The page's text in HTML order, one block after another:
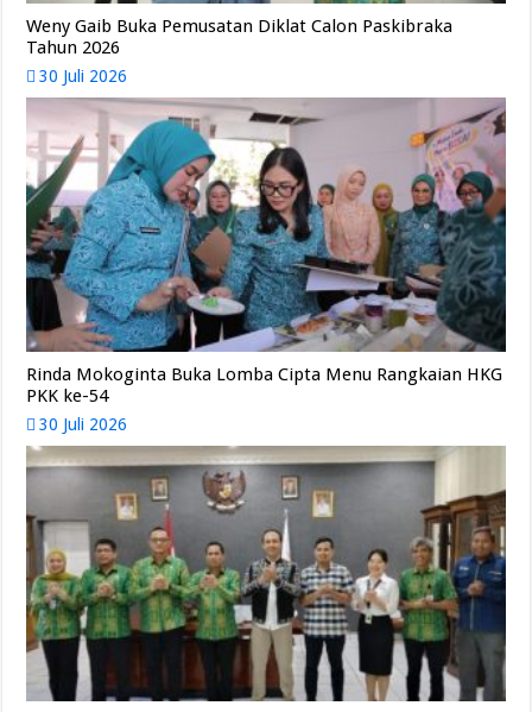
Weny Gaib Buka Pemusatan Diklat Calon Paskibraka
Tahun 2026
30 Juli 2026
Rinda Mokoginta Buka Lomba Cipta Menu Rangkaian HKG
PKK ke-54
30 Juli 2026